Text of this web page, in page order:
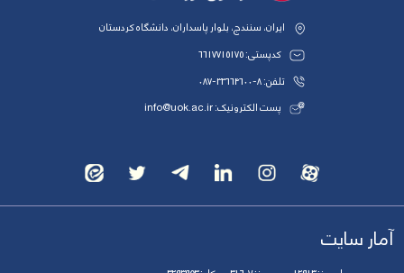
ایران، سنندج، بلوار پاسداران، دانشگاه کردستان
کدپستی: 6617715175
تلفن: 8-33664600-087
پست الکترونیک: info@uok.ac.ir
آمار سایت